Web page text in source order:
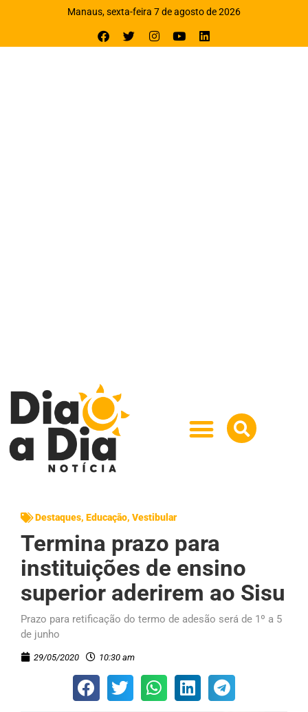
Manaus, sexta-feira 7 de agosto de 2026
Destaques, Educação, Vestibular
Termina prazo para
instituições de ensino
superior aderirem ao Sisu
Prazo para retificação do termo de adesão será de 1º a 5
de junho
29/05/2020 10:30 am